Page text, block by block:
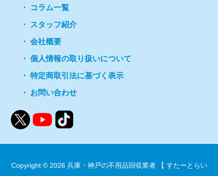
コラム一覧
スタッフ紹介
会社概要
個人情報の取り扱いについて
特定商取引法に基づく表示
お問い合わせ
Copyright © 2026 兵庫・神戸の不用品回収業者 【 すたーとらい